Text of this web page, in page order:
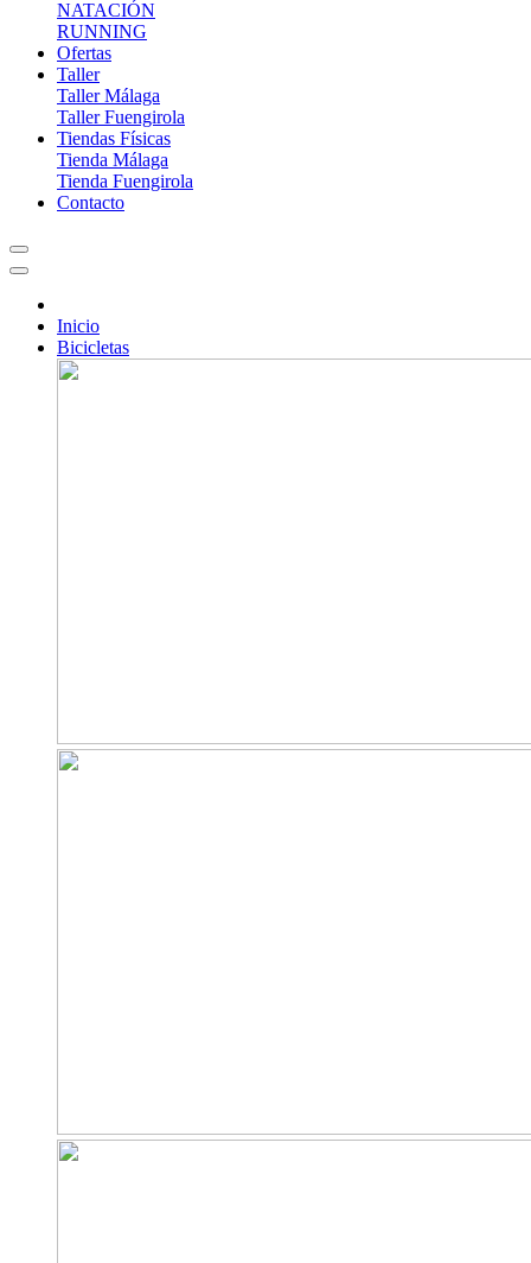
NATACIÓN
RUNNING
Ofertas
Taller
Taller Málaga
Taller Fuengirola
Tiendas Físicas
Tienda Málaga
Tienda Fuengirola
Contacto
Inicio
Bicicletas